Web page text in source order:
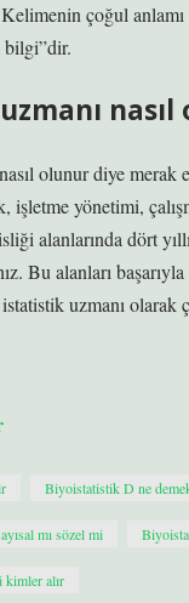
çoğul
bilgi”dir.
nasıl
olunur diye merak
işletme yönetimi,
alanlarında dört
Bu alanları
uzmanı olarak
Biyoistatistik D ne
mı sözel mi
alır